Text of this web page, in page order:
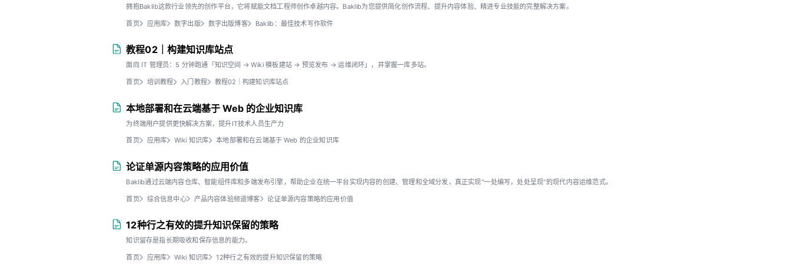
拥抱Baklib这款行业领先的创作平台，它将赋能文档工程师创作卓越内容。Baklib为您提供简化创作流程、提升内容体验、精进专业技能的完整解决方案。
首页 应用库 数字出版 数字出版博客 Baklib：最佳技术写作软件
教程02｜构建知识库站点
面向 IT 管理员：5 分钟跑通「知识空间 → Wiki 模板建站 → 预览发布 → 运维闭环」，并掌握一库多站。
首页 培训教程 入门教程 教程02｜构建知识库站点
本地部署和在云端基于 Web 的企业知识库
为终端用户提供更快解决方案，提升IT技术人员生产力
首页 应用库 Wiki 知识库 本地部署和在云端基于 Web 的企业知识库
论证单源内容策略的应用价值
Baklib通过云端内容仓库、智能组件库和多端发布引擎，帮助企业在统一平台实现内容的创建、管理和全域分发，真正实现"一处编写，处处呈现"的现代内容运维范式。
首页 综合信息中心 产品内容体验频道博客 论证单源内容策略的应用价值
12种行之有效的提升知识保留的策略
知识留存是指长期吸收和保存信息的能力。
首页 应用库 Wiki 知识库 12种行之有效的提升知识保留的策略